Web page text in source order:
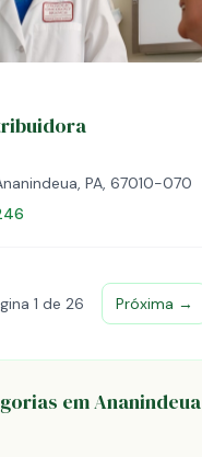
PA, 67010-070
1 de 26 Próxima →
em Ananindeua